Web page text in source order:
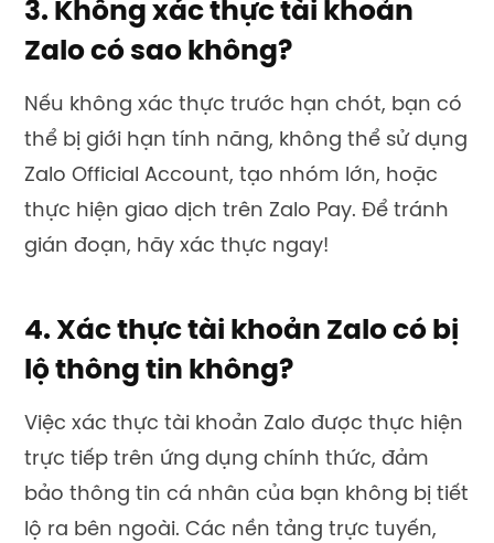
3. Không xác thực tài khoản
Zalo có sao không?
Nếu không xác thực trước hạn chót, bạn có
thể bị giới hạn tính năng, không thể sử dụng
Zalo Official Account, tạo nhóm lớn, hoặc
thực hiện giao dịch trên Zalo Pay. Để tránh
gián đoạn, hãy xác thực ngay!
4. Xác thực tài khoản Zalo có bị
lộ thông tin không?
Việc xác thực tài khoản Zalo được thực hiện
trực tiếp trên ứng dụng chính thức, đảm
bảo thông tin cá nhân của bạn không bị tiết
lộ ra bên ngoài. Các nền tảng trực tuyến,